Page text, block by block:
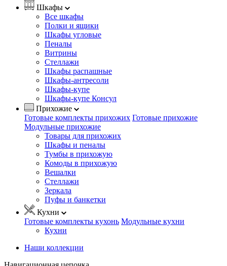
Шкафы
Все шкафы
Полки и ящики
Шкафы угловые
Пеналы
Витрины
Стеллажи
Шкафы распашные
Шкафы-антресоли
Шкафы-купе
Шкафы-купе Консул
Прихожие
Готовые комплекты прихожих Готовые прихожие
Модульные прихожие
Товары для прихожих
Шкафы и пеналы
Тумбы в прихожую
Комоды в прихожую
Вешалки
Стеллажи
Зеркала
Пуфы и банкетки
Кухни
Готовые комплекты кухонь Модульные кухни
Кухни
Наши коллекции